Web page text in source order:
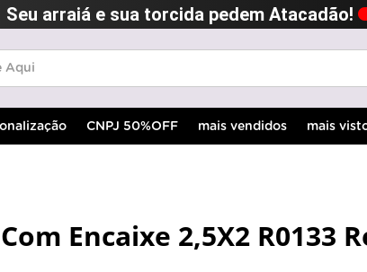
Seu arraiá e sua torcida pedem Atacadão!
CNPJ 50%OFF mais vendidos mais
Encaixe 2,5X2 R0133